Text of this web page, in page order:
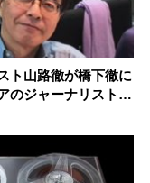
ト山路徹が橋下徹に
のジャーナリスト拘